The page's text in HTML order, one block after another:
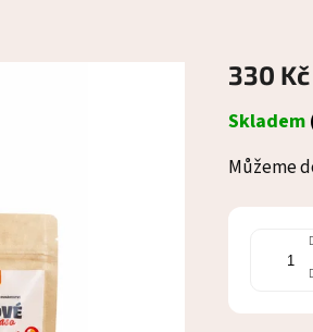
330 Kč
Měrná
Skladem
Můžeme